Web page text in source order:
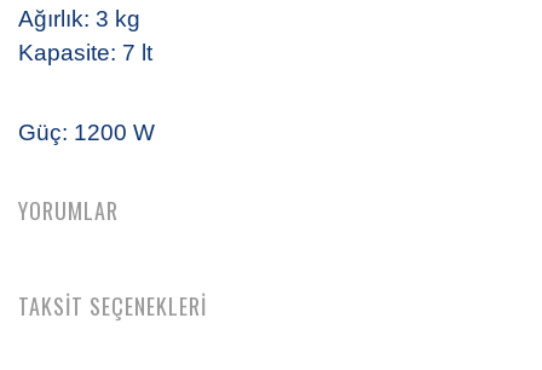
Ağırlık: 3 kg
Kapasite: 7 lt
Güç: 1200 W
YORUMLAR
TAKSİT SEÇENEKLERİ